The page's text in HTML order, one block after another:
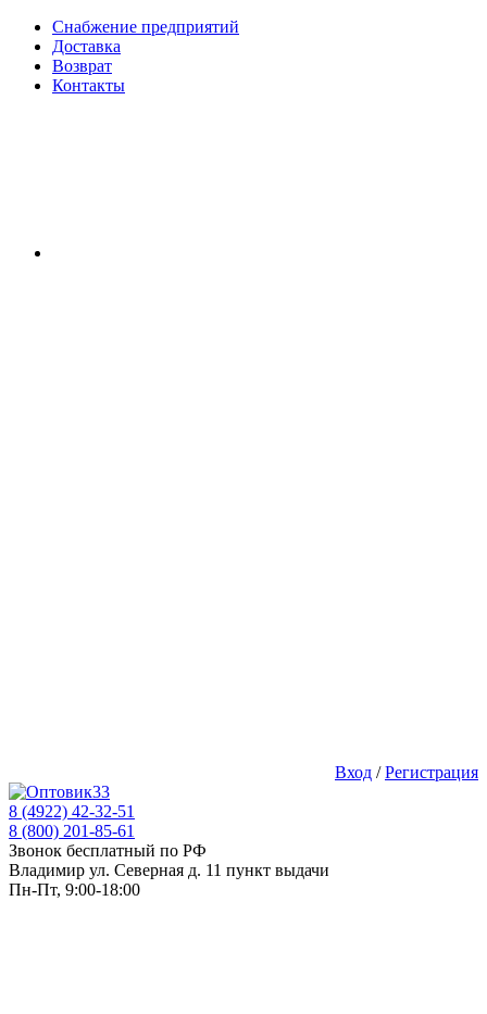
Снабжение предприятий
Доставка
Возврат
Контакты
Вход /Регистрация
8 (4922) 42-32-51
8 (800) 201-85-61
Звонок бесплатный по РФ
Владимир ул. Северная д. 11 пункт выдачи
Пн-Пт, 9:00-18:00